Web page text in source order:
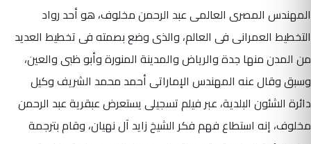
المهندس المصرى العالمى عبد الرحمن مخلوف، هو أحد رواد
التخطيط العمرانى فى العالم، والذى وضع بصمته فى تخطيط العديد
من المدن منها جدة والرياض والمدينة المنورة وأبو ظبى والعين،
وسبق وقال عنه المهندس الإماراتى أحمد محمد الشريف وكيل
دائرة الشئون البلدية، عبر فيلم تسجيلى يستعرض عبقرية عبد الرحمن
مخلوف، إنه استطاع فهم فكر الشيخ زايد آل نهيان، وقام بترجمة